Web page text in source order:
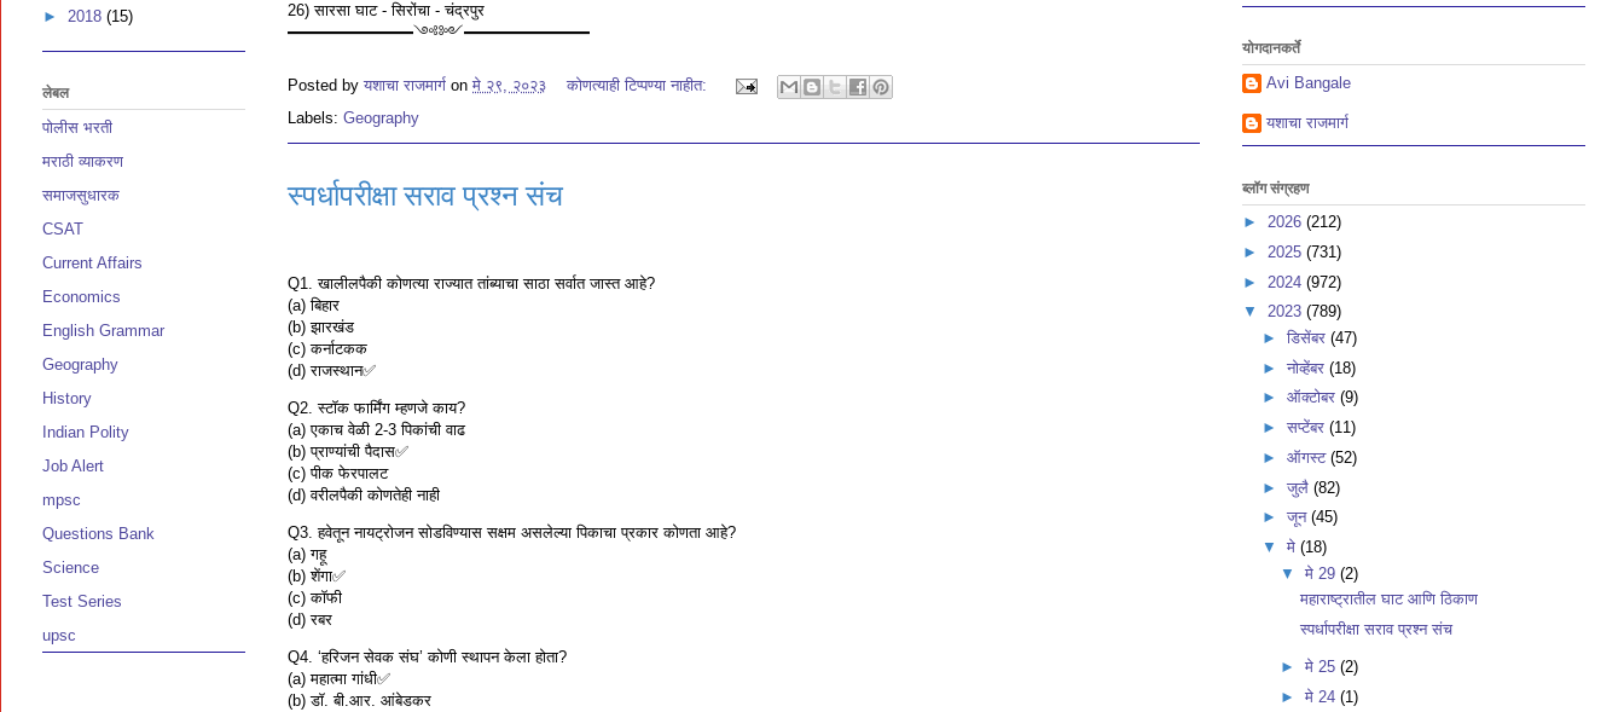
26) सारसा घाट - सिरोंचा - चंद्रपुर
━━━━━━━━༺༻━━━━━━━━
Posted by यशाचा राजमार्ग on मे २९, २०२३
कोणत्याही टिप्पण्‍या नाहीत:
Labels: Geography
स्पर्धापरीक्षा सराव प्रश्न संच
Q1. खालीलपैकी कोणत्या राज्यात तांब्याचा साठा सर्वात जास्त आहे?
(a) बिहार
(b) झारखंड
(c) कर्नाटकक
(d) राजस्थान✅
Q2. स्टॉक फार्मिंग म्हणजे काय?
(a) एकाच वेळी 2-3 पिकांची वाढ
(b) प्राण्यांची पैदास✅
(c) पीक फेरपालट
(d) वरीलपैकी कोणतेही नाही
Q3. हवेतून नायट्रोजन सोडविण्यास सक्षम असलेल्या पिकाचा प्रकार कोणता आहे?
(a) गहू
(b) शेंगा✅
(c) कॉफी
(d) रबर
Q4. ‘हरिजन सेवक संघ’ कोणी स्थापन केला होता?
(a) महात्मा गांधी✅
(b) डॉ. बी.आर. आंबेडकर
► 2018 (15)
लेबल
पोलीस भरती
मराठी व्याकरण
समाजसुधारक
CSAT
Current Affairs
Economics
English Grammar
Geography
History
Indian Polity
Job Alert
mpsc
Questions Bank
Science
Test Series
upsc
योगदानकर्ते
Avi Bangale
यशाचा राजमार्ग
ब्लॉग संग्रहण
► 2026 (212)
► 2025 (731)
► 2024 (972)
▼ 2023 (789)
► डिसेंबर (47)
► नोव्हेंबर (18)
► ऑक्टोबर (9)
► सप्टेंबर (11)
► ऑगस्ट (52)
► जुलै (82)
► जून (45)
▼ मे (18)
▼मे 29(2)
महाराष्ट्रातील घाट आणि ठिकाण
स्पर्धापरीक्षा सराव प्रश्न संच
►मे 25(2)
►मे 24(1)